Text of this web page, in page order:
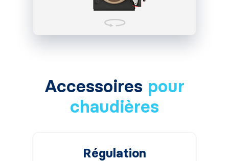
Accessoires pour
chaudières
Régulation